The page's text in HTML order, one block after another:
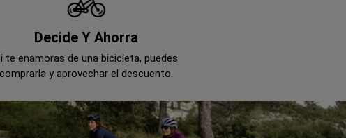
Decide Y Ahorra
te enamoras de una bicicleta, puedes
comprarla y aprovechar el descuento.